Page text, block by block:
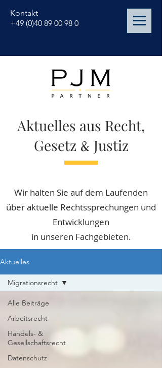
Kontakt
+49 (0)40 89 00 98 0
Aktuelles aus Recht,
Gesetz & Justiz
Wir halten Sie auf dem Laufenden
über aktuelle Rechtssprechungen und
Entwicklungen
in unseren Fachgebieten.
Aktuelles
Alle Beiträge
Arbeitsrecht
Handels- &
Gesellschaftsrecht
Datenschutz
Migrationsrecht